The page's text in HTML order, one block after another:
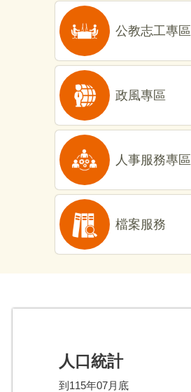
公教志工專區
政風專區
人事服務專區
檔案服務
人口統計
到115年07月底